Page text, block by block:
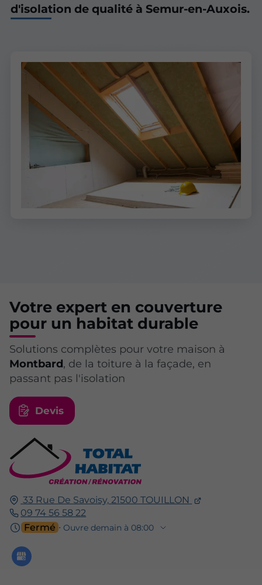
d'isolation de qualité à Semur-en-Auxois.
33 Rue De Savoisy, 21500 TOUILLON
09 74 56 58 22
Fermé ⋅ Ouvre demain à 08:00
Votre expert en couverture
pour un habitat durable
Solutions complètes pour votre maison à
Montbard, de la toiture à la façade, en
passant pas l'isolation
Devis